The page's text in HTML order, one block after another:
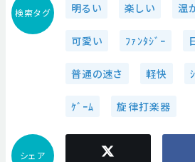
検索タグ 明るい 楽しい 温
可愛い ﾌｧﾝﾀｼﾞｰ
普通の速さ 軽快
ｹﾞｰﾑ 旋律打楽器
シェア